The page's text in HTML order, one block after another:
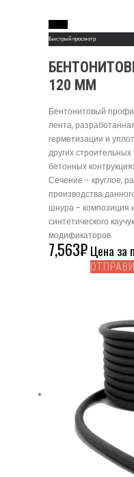
Быстрый просмотр
120 ММ
Бентонитовый
лента,
герметизации и
других
бетонных
Сечение - круглое,
производства
шнура - композиция
синтетического
модификаторов.
7,563₽Цена за